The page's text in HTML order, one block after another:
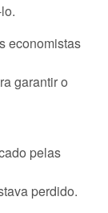
economistas
garantir o
pelas
perdido.